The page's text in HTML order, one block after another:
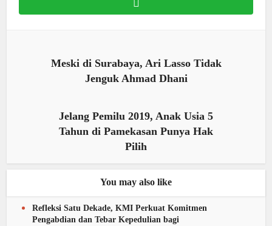
Meski di Surabaya, Ari Lasso Tidak
Jenguk Ahmad Dhani
Jelang Pemilu 2019, Anak Usia 5
Tahun di Pamekasan Punya Hak
Pilih
You may also like
Refleksi Satu Dekade, KMI Perkuat Komitmen
Pengabdian dan Tebar Kepedulian bagi